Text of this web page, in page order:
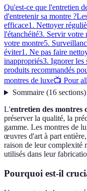
Qu'est-ce que l'entretien
d'entretenir sa montre ?
efficace1. Nettoyer
l'étanchéité3. Servir votre
votre montre5.
éviter1. Ne pas faire
inappropriés3. Ignorer les
produits recommandés
montres de luxe📺 Pour
Sommaire(16 sections)
L'entretien des montres
préserver la qualité, la
gamme. Les montres de
œuvres d'art à part
raison de leur complexité
utilisés dans leur
Pourquoi est-il